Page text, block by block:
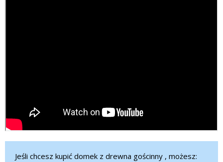
Jeśli chcesz kupić domek z drewna gościnny , możesz: